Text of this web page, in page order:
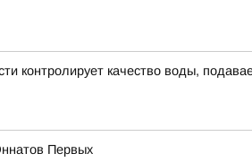
контролирует качество воды,
Первых